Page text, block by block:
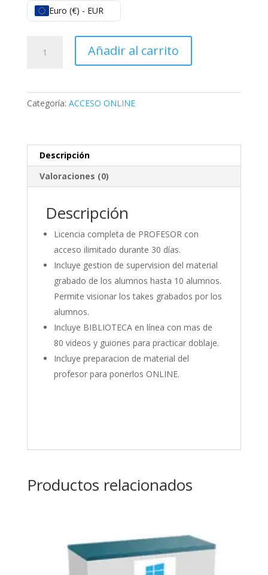
Euro (€) - EUR
Cloud
Añadir al carrito
Categoría: ACCESO ONLINE
Descripción
Valoraciones (0)
Descripción
Licencia completa de PROFESOR con
acceso ilimitado durante 30 días.
Incluye gestion de supervision del material
grabado de los alumnos hasta 10 alumnos.
Permite visionar los takes grabados por los
alumnos.
Incluye BIBLIOTECA en línea con mas de
80 videos y guiones para practicar doblaje.
Incluye preparacion de material del
profesor para ponerlos ONLINE.
Productos relacionados